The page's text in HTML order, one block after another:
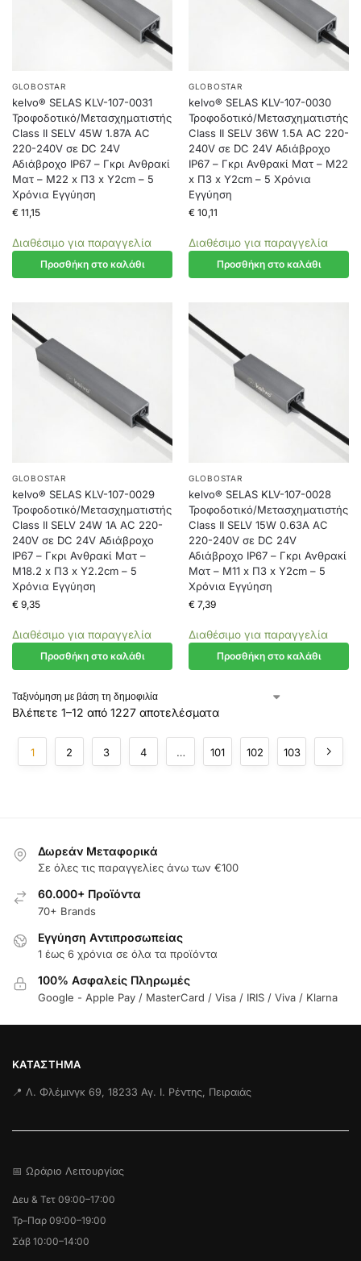
GLOBOSTAR
kelvo® SELAS KLV-107-0031
Τροφοδοτικό/Μετασχηματιστής
Class II SELV 45W 1.87A AC
220-240V σε DC 24V
Αδιάβροχο IP67 – Γκρι Ανθρακί
Ματ – Μ22 x Π3 x Υ2cm – 5
Χρόνια Εγγύηση
€ 11,15
Διαθέσιμο για παραγγελία
Προσθήκη στο καλάθι
GLOBOSTAR
kelvo® SELAS KLV-107-0030
Τροφοδοτικό/Μετασχηματιστής
Class II SELV 36W 1.5A AC 220-
240V σε DC 24V Αδιάβροχο
IP67 – Γκρι Ανθρακί Ματ – Μ22
x Π3 x Υ2cm – 5 Χρόνια
Εγγύηση
€ 10,11
Διαθέσιμο για παραγγελία
Προσθήκη στο καλάθι
GLOBOSTAR
kelvo® SELAS KLV-107-0029
Τροφοδοτικό/Μετασχηματιστής
Class II SELV 24W 1A AC 220-
240V σε DC 24V Αδιάβροχο
IP67 – Γκρι Ανθρακί Ματ –
Μ18.2 x Π3 x Υ2.2cm – 5
Χρόνια Εγγύηση
€ 9,35
Διαθέσιμο για παραγγελία
Προσθήκη στο καλάθι
GLOBOSTAR
kelvo® SELAS KLV-107-0028
Τροφοδοτικό/Μετασχηματιστής
Class II SELV 15W 0.63A AC
220-240V σε DC 24V
Αδιάβροχο IP67 – Γκρι Ανθρακί
Ματ – Μ11 x Π3 x Υ2cm – 5
Χρόνια Εγγύηση
€ 7,39
Διαθέσιμο για παραγγελία
Προσθήκη στο καλάθι
Βλέπετε 1–12 από 1227 αποτελέσματα
1 2 3 4 … 101 102 103
Δωρεάν Μεταφορικά
Σε όλες τις παραγγελίες άνω των €100
60.000+ Προϊόντα
70+ Brands
Εγγύηση Aντιπροσωπείας
1 έως 6 χρόνια σε όλα τα προϊόντα
100% Ασφαλείς Πληρωμές
Google - Apple Pay / MasterCard / Visa / IRIS / Viva / Klarna
ΚΑΤΆΣΤΗΜΑ
📍 Λ. Φλέμινγκ 69, 18233 Αγ. Ι. Ρέντης, Πειραιάς
📅 Ωράριο Λειτουργίας
Δευ & Τετ 09:00–17:00
Τρ–Παρ 09:00–19:00
Σάβ 10:00–14:00